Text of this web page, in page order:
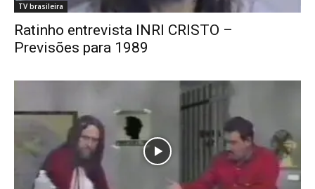
TV brasileira
Ratinho entrevista INRI CRISTO –
Previsões para 1989